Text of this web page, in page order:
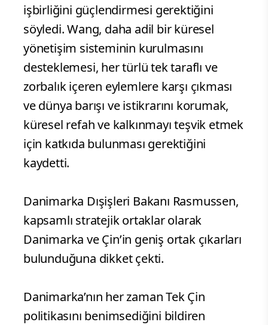
işbirliğini güçlendirmesi gerektiğini
söyledi. Wang, daha adil bir küresel
yönetişim sisteminin kurulmasını
desteklemesi, her türlü tek taraflı ve
zorbalık içeren eylemlere karşı çıkması
ve dünya barışı ve istikrarını korumak,
küresel refah ve kalkınmayı teşvik etmek
için katkıda bulunması gerektiğini
kaydetti.
Danimarka Dışişleri Bakanı Rasmussen,
kapsamlı stratejik ortaklar olarak
Danimarka ve Çin’in geniş ortak çıkarları
bulunduğuna dikket çekti.
Danimarka’nın her zaman Tek Çin
politikasını benimsediğini bildiren